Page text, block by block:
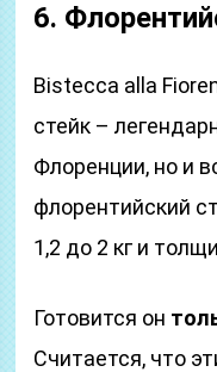
6.
Bistecca alla
стейк –
Флоренции, но и
флорентийский
1,2 до 2 кг и
Готовится он
Считается, что